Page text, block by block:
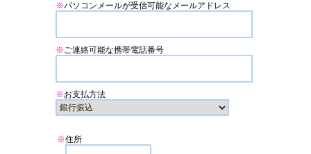
※パソコンメールが受信可能なメールアドレス
※ご連絡可能な携帯電話番号
※お支払方法
※住所